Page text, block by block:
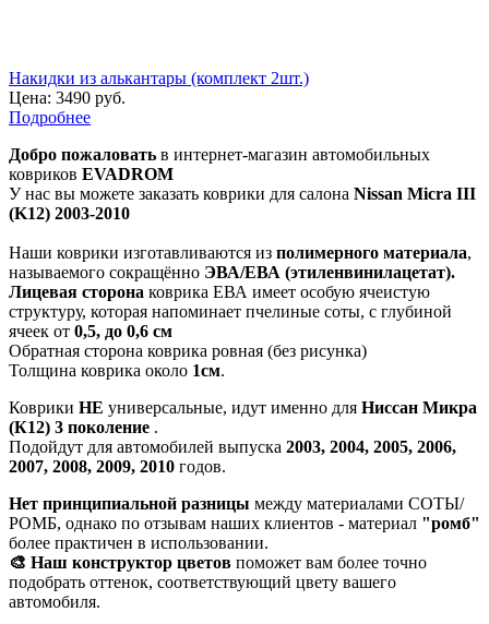
Накидки из алькантары (комплект 2шт.)
Цена: 3490 руб.
Подробнее
Добро пожаловать в интернет-магазин автомобильных
ковриков EVADROM
У нас вы можете заказать коврики для салона Nissan Micra III
(K12) 2003-2010
Наши коврики изготавливаются из полимерного материала,
называемого сокращённо ЭВА/ЕВА (этиленвинилацетат).
Лицевая сторона коврика ЕВА имеет особую ячеистую
структуру, которая напоминает пчелиные соты, с глубиной
ячеек от 0,5, до 0,6 см
Обратная сторона коврика ровная (без рисунка)
Толщина коврика около 1см.
Коврики НЕ универсальные, идут именно для Ниссан Микра
(К12) 3 поколение .
Подойдут для автомобилей выпуска 2003, 2004, 2005, 2006,
2007, 2008, 2009, 2010 годов.
Нет принципиальной разницы между материалами СОТЫ/
РОМБ, однако по отзывам наших клиентов - материал "ромб"
более практичен в использовании.
🎨 Наш конструктор цветов поможет вам более точно
подобрать оттенок, соответствующий цвету вашего
автомобиля.